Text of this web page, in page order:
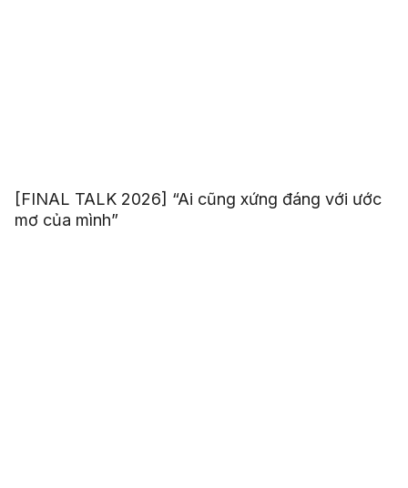
[FINAL TALK 2026] “Ai cũng xứng đáng với ước
mơ của mình”